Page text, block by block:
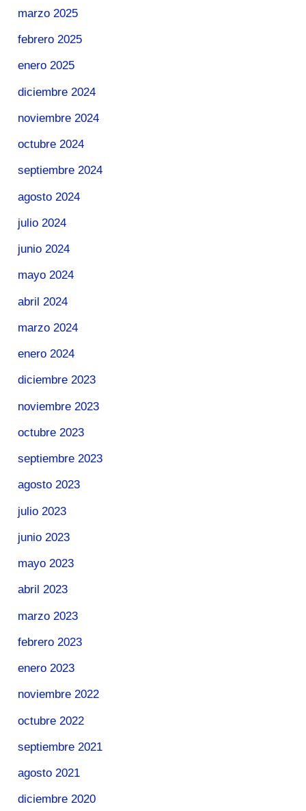
marzo 2025
febrero 2025
enero 2025
diciembre 2024
noviembre 2024
octubre 2024
septiembre 2024
agosto 2024
julio 2024
junio 2024
mayo 2024
abril 2024
marzo 2024
enero 2024
diciembre 2023
noviembre 2023
octubre 2023
septiembre 2023
agosto 2023
julio 2023
junio 2023
mayo 2023
abril 2023
marzo 2023
febrero 2023
enero 2023
noviembre 2022
octubre 2022
septiembre 2021
agosto 2021
diciembre 2020